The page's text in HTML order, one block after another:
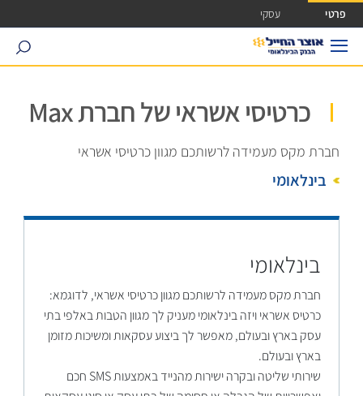
גישה ישירה לכפתור כניסה לחשבונך
פרטי עסקי
search
כרטיסי אשראי של חברת Max
חברת מקס מעמידה לרשותכם מגוון כרטיסי אשראי
בינלאומי
בינלאומי
חברת מקס מעמידה לרשותכם מגוון כרטיסי אשראי, לדוגמא:
כרטיס אשראי ויזה בינלאומי מעניק לך מגוון הטבות באלפי בתי
עסק בארץ ובעולם, מאפשר לך ביצוע עסקאות ומשיכות מזומן
בארץ ובעולם.
שירותי שליטה ובקרה ישירות מהנייד באמצעות SMS חכם